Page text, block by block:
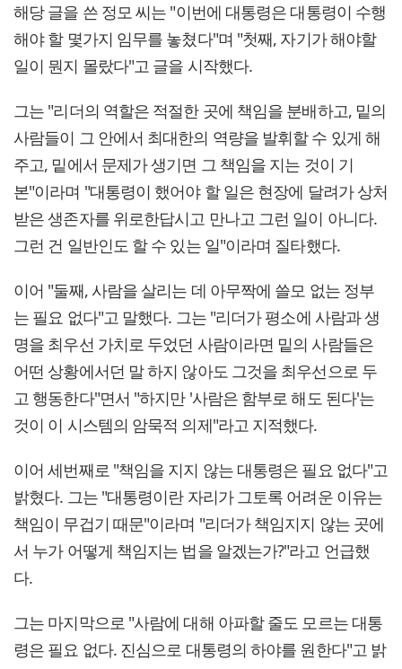
해당 글을 쓴 정모 씨는 "이번에 대통령은 대통령이 수행
해야 할 몇가지 임무를 놓쳤다"며 "첫째, 자기가 해야할
일이 뭔지 몰랐다"고 글을 시작했다.
그는 "리더의 역할은 적절한 곳에 책임을 분배하고, 밑의
사람들이 그 안에서 최대한의 역량을 발휘할 수 있게 해
주고, 밑에서 문제가 생기면 그 책임을 지는 것이 기
본"이라며 "대통령이 했어야 할 일은 현장에 달려가 상처
받은 생존자를 위로한답시고 만나고 그런 일이 아니다.
그런 건 일반인도 할 수 있는 일"이라며 질타했다.
이어 "둘째, 사람을 살리는 데 아무짝에 쓸모 없는 정부
는 필요 없다"고 말했다. 그는 "리더가 평소에 사람과 생
명을 최우선 가치로 두었던 사람이라면 밑의 사람들은
어떤 상황에서던 말 하지 않아도 그것을 최우선으로 두
고 행동한다"면서 "하지만 '사람은 함부로 해도 된다'는
것이 이 시스템의 암묵적 의제"라고 지적했다.
이어 세번째로 "책임을 지지 않는 대통령은 필요 없다"고
밝혔다. 그는 "대통령이란 자리가 그토록 어려운 이유는
책임이 무겁기 때문"이라며 "리더가 책임지지 않는 곳에
서 누가 어떻게 책임지는 법을 알겠는가?"라고 언급했
다.
그는 마지막으로 "사람에 대해 아파할 줄도 모르는 대통
령은 필요 없다. 진심으로 대통령의 하야를 원한다"고 밝